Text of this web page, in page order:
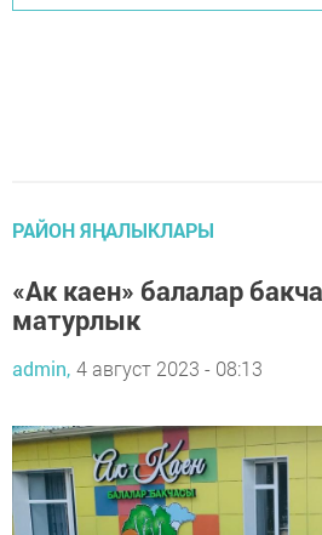
РАЙОН ЯҢАЛЫКЛАРЫ
«Ак каен» балалар
матурлык
admin, 4 август 2023 - 08:13